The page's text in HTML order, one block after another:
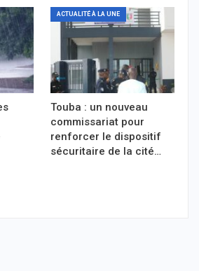
ACTUALITÉ À LA UNE
Touba : un nouveau
commissariat pour
renforcer le dispositif
sécuritaire de la cité…